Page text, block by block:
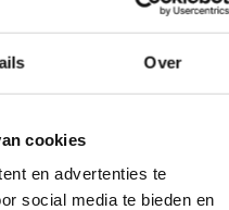
Over
cookies
en advertenties te
social media te bieden en